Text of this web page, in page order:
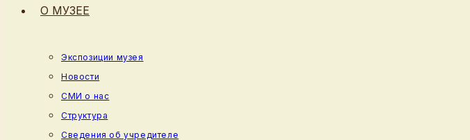
О МУЗЕЕ
Экспозиции музея
Новости
СМИ о нас
Структура
Сведения об учредителе